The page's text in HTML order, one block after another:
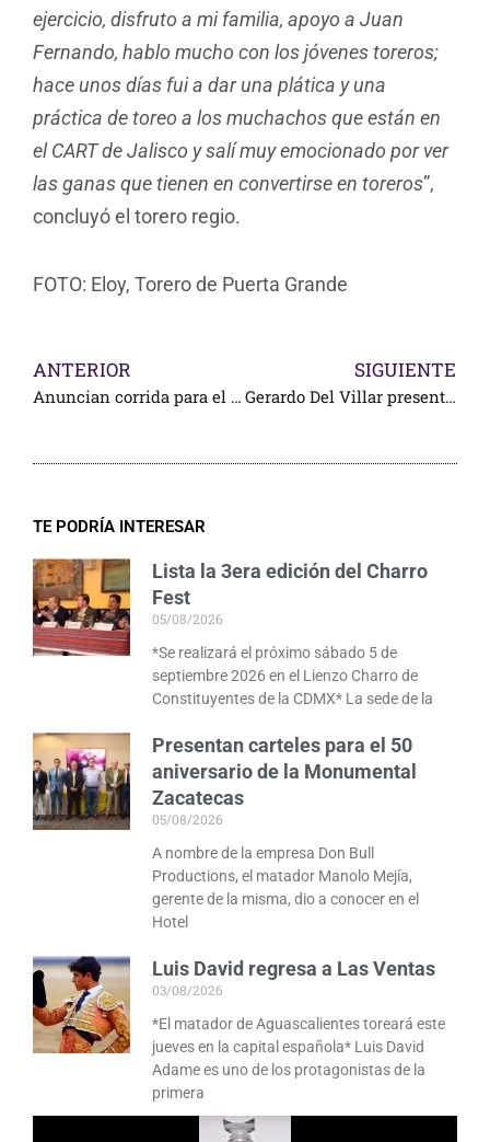
ejercicio, disfruto a mi familia, apoyo a Juan
Fernando, hablo mucho con los jóvenes toreros;
hace unos días fui a dar una plática y una
práctica de toreo a los muchachos que están en
el CART de Jalisco y salí muy emocionado por ver
las ganas que tienen en convertirse en toreros”,
concluyó el torero regio.
FOTO: Eloy, Torero de Puerta Grande
ANTERIOR
Anuncian corrida para el Día de San Marcos, en Ags.
SIGUIENTE
Gerardo Del Villar presentará otro documental submarino
TE PODRÍA INTERESAR
Lista la 3era edición del Charro
Fest
05/08/2026
*Se realizará el próximo sábado 5 de
septiembre 2026 en el Lienzo Charro de
Constituyentes de la CDMX* La sede de la
Presentan carteles para el 50
aniversario de la Monumental
Zacatecas
05/08/2026
A nombre de la empresa Don Bull
Productions, el matador Manolo Mejía,
gerente de la misma, dio a conocer en el
Hotel
Luis David regresa a Las Ventas
03/08/2026
*El matador de Aguascalientes toreará este
jueves en la capital española* Luis David
Adame es uno de los protagonistas de la
primera